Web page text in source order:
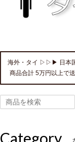
海外・タイ ▷▷▶ 日本
商品合計 5万円以上で
Category